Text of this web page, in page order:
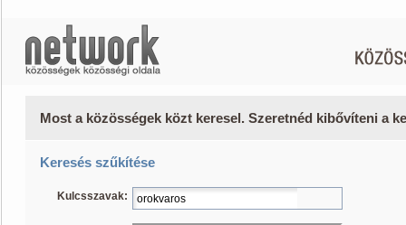
Most a közösségek közt keresel. Szeretnéd kibővíteni a
Keresés szűkítése
Kulcsszavak: